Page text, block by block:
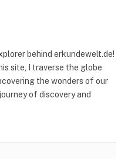
behind erkundewelt.de!
site, I traverse the globe
the wonders of our
of discovery and